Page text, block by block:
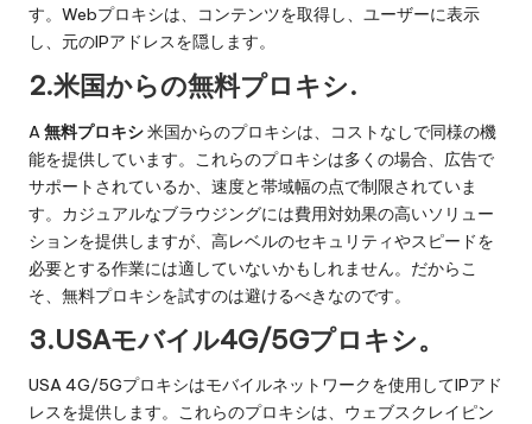
す。Webプロキシは、コンテンツを取得し、ユーザーに表示
し、元のIPアドレスを隠します。
2.米国からの無料プロキシ.
A 無料プロキシ米国からのプロキシは、コストなしで同様の機
能を提供しています。これらのプロキシは多くの場合、広告で
サポートされているか、速度と帯域幅の点で制限されていま
す。カジュアルなブラウジングには費用対効果の高いソリュー
ションを提供しますが、高レベルのセキュリティやスピードを
必要とする作業には適していないかもしれません。だからこ
そ、無料プロキシを試すのは避けるべきなのです。
3.USAモバイル4G/5Gプロキシ。
USA 4G/5Gプロキシはモバイルネットワークを使用してIPアド
レスを提供します。これらのプロキシは、ウェブスクレイピン